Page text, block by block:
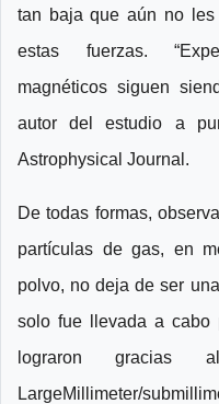
tan baja que aún no les
estas fuerzas.
magnéticos siguen
autor del estudio a
Astrophysical Journal.
De todas formas,
partículas de gas, en
polvo, no deja de ser
solo fue llevada a cabo
lograron gracias
LargeMillimeter/